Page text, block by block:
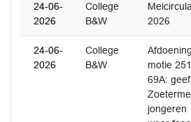
24-06-
2026
College
B&W
2026
24-06-
2026
College
B&W
Afdoening
motie
69A: geef
jongeren